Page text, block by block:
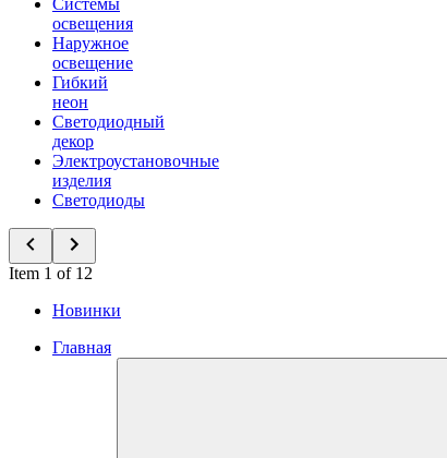
Системы
освещения
Наружное
освещение
Гибкий
неон
Светодиодный
декор
Электроустановочные
изделия
Светодиоды
Item 1 of 12
Новинки
Главная